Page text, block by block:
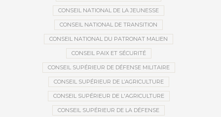
CONSEIL NATIONAL DE LA JEUNESSE
CONSEIL NATIONAL DE TRANSITION
CONSEIL NATIONAL DU PATRONAT MALIEN
CONSEIL PAIX ET SÉCURITÉ
CONSEIL SUPÉRIEUR DE DÉFENSE MILITAIRE
CONSEIL SUPÉRIEUR DE L’AGRICULTURE
CONSEIL SUPÉRIEUR DE L'AGRICULTURE
CONSEIL SUPÉRIEUR DE LA DÉFENSE